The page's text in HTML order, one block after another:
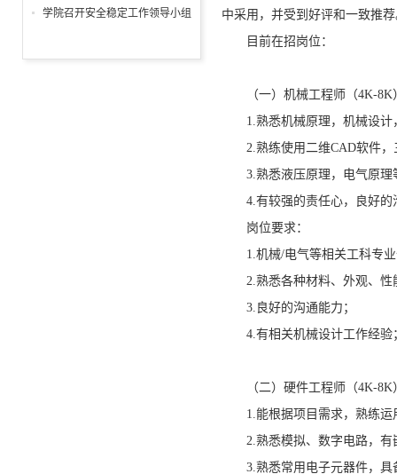
中采用，并受到好评和一致推
目前在招岗位：
（一）机械工程师（4K-8K
1.熟悉机械原理，机械设
2.熟练使用二维CAD软件
3.熟悉液压原理，电气原
4.有较强的责任心，良好
岗位要求：
1.机械/电气等相关工科专
2.熟悉各种材料、外观、性
3.良好的沟通能力；
4.有相关机械设计工作经验
（二）硬件工程师（4K-8K
1.能根据项目需求，熟练
2.熟悉模拟、数字电路，
3.熟悉常用电子元器件，
保温及饰面工程招标公告
学院召开安全稳定工作领导小组
校园安全工作